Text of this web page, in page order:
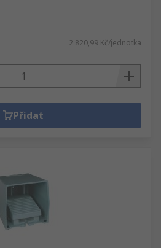
2 820,99 Kč/jednotka
Přidat